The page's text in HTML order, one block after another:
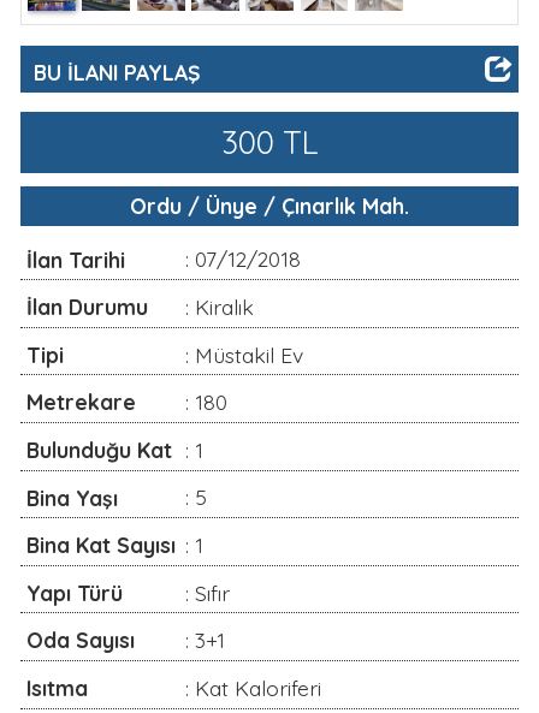
300 TL
Ordu / Ünye / Çınarlık Mah.
: 07/12/2018
İlan Durumu
: Kiralık
Metrekare
: 180
Bulunduğu Kat : 1
Bina Yaşı
: 5
Bina Kat Sayısı
Yapı Türü
: Sıfır
Oda Sayısı
: 3+1
Isıtma
: Kat Kaloriferi
Eşyalı mı
: Evet
İlan Detayı
deneme yazısı